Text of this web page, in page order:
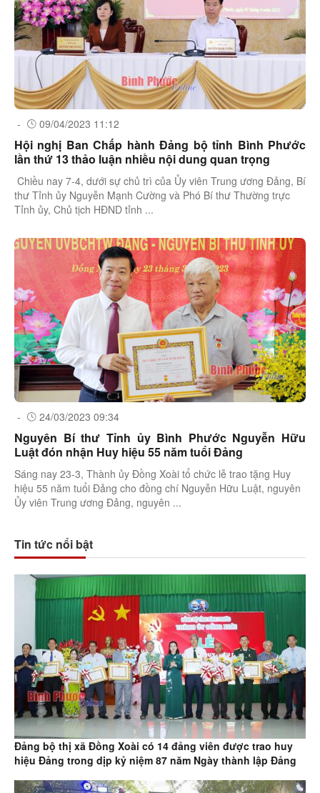
- 09/04/2023 11:12
Hội nghị Ban Chấp hành Đảng bộ tỉnh Bình Phước
lần thứ 13 thảo luận nhiều nội dung quan trọng
Chiều nay 7-4, dưới sự chủ trì của Ủy viên Trung ương Đảng, Bí
thư Tỉnh ủy Nguyễn Mạnh Cường và Phó Bí thư Thường trực
Tỉnh ủy, Chủ tịch HĐND tỉnh ...
- 24/03/2023 09:34
Nguyên Bí thư Tỉnh ủy Bình Phước Nguyễn Hữu
Luật đón nhận Huy hiệu 55 năm tuổi Đảng
Sáng nay 23-3, Thành ủy Đồng Xoài tổ chức lễ trao tặng Huy
hiệu 55 năm tuổi Đảng cho đồng chí Nguyễn Hữu Luật, nguyên
Ủy viên Trung ương Đảng, nguyên ...
Tin tức nổi bật
Đảng bộ thị xã Đồng Xoài có 14 đảng viên được trao huy
hiệu Đảng trong dịp kỷ niệm 87 năm Ngày thành lập Đảng